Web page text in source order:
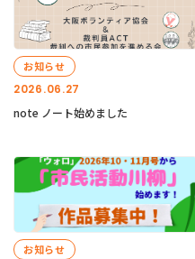
2026.06.27
お知らせ
note ノート始めました
お知らせ